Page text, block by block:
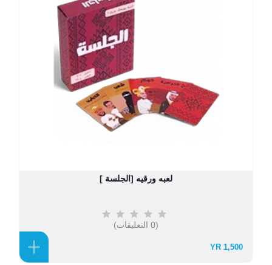
لعبه ورقيه [الجلسة ]
(0 التعليقات)
1,500 YR